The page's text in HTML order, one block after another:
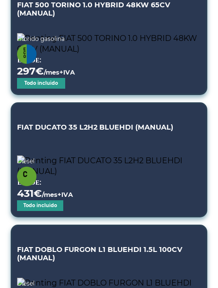
FIAT 500 TORINO 1.0 HYBRID 48KW 65CV
(MANUAL)
Híbrido gasolina
Desde:
297€/mes+IVA
Todo incluido
FIAT DUCATO 35 L2H2 BLUEHDI (MANUAL)
Diésel
Desde:
431€/mes+IVA
Todo incluido
FIAT DOBLO FURGON L1 BLUEHDI 1.5L 100CV
(MANUAL)
Diésel